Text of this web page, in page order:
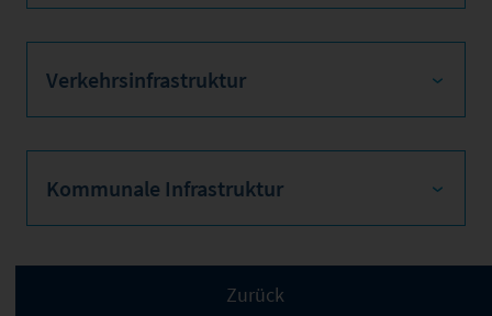
Verkehrsinfrastruktur
Kommunale Infrastruktur